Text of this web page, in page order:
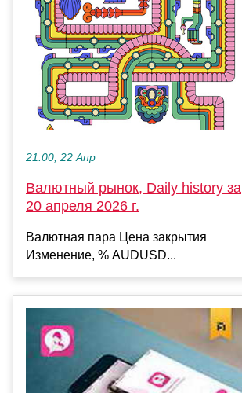
21:00, 22 Апр
Валютный рынок, Daily history за
20 апреля 2026 г.
Валютная пара Цена закрытия
Изменение, % AUDUSD...